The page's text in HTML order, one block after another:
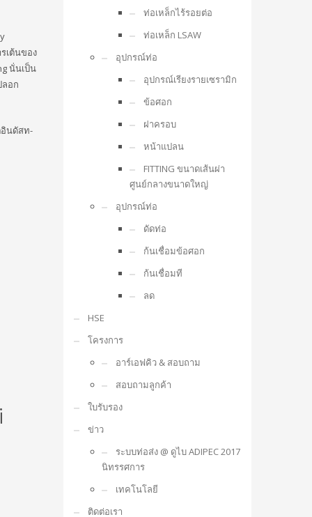
เต้นของ
นั่นเป็น
ลอก
อินดัสท-
ท่อเหล็กไร้รอยต่อ
ท่อเหล็ก LSAW
อุปกรณ์ท่อ
อุปกรณ์เรียงรายเซรามิก
ข้อศอก
ฝาครอบ
หน้าแปลน
FITTING ขนาดเส้นผ่า
ศูนย์กลางขนาดใหญ่
อุปกรณ์ท่อ
ดัดท่อ
ก้นเชื่อมข้อศอก
ก้นเชื่อมที
ลด
HSE
โครงการ
อาร์เอฟคิว & สอบถาม
สอบถามลูกค้า
ใบรับรอง
ข่าว
ระบบท่อส่ง @ ดูไบ ADIPEC 2017
นิทรรศการ
เทคโนโลยี
ติดต่อเรา